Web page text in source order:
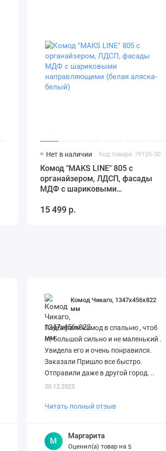
Нет в наличии Код товара: 79125-30
Комод "MAKS LINE" 805 с
органайзером, ЛДСП, фасады
МДФ с шариковыми
белый)
15 499 р.
Комод Чикаго, 1347х456х822
мм
Подбирали комод в спальню , чтоб
не большой сильно и не маленький .
Увидела его и очень понравился.
Заказали Пришло все быстро.
Отправили даже в другой город. ..
30.12.2025
Читать полный отзыв
М
Маргарита
Оценил(а) товар на 5